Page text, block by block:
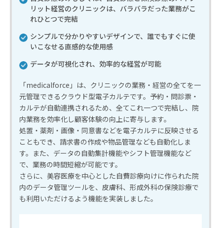
リット経営のクリニックは、バラバラだった業務がこ
れひとつで完結
シンプルで分かりやすいデザインで、誰でもすぐに使
いこなせる直感的な使用感
データが可視化され、効率的な経営が可能
「medicalforce」は、クリニックの業務・経営の全てを一
元管理できるクラウド型電子カルテです。予約・問診票・
カルテが自動連携されるため、全てこれ一つで完結し、院
内業務を効率化し顧客体験の向上に寄与します。
処置・薬剤・画像・同意書などを電子カルテに反映させる
こともでき、請求書の作成や物品管理なども自動化しま
す。また、データの自動集計機能やシフト管理機能など
で、業務の時間短縮が可能です。
さらに、美容医療を中心とした自費診療向けに作られた院
内のデータ管理ツールを、皮膚科、形成外科の保険診療で
も利用いただけるよう機能を実装しました。